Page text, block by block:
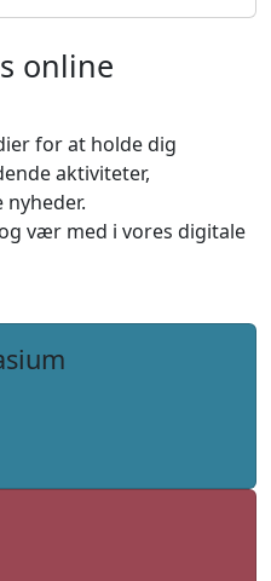
online
for at holde dig
aktiviteter,
vær med i vores digitale